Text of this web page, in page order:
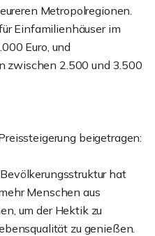
Metropolregionen.
Einfamilienhäuser im
Euro, und
zwischen 2.500 und 3.500
beigetragen:
hat
Menschen aus
um der Hektik zu
zu genießen.